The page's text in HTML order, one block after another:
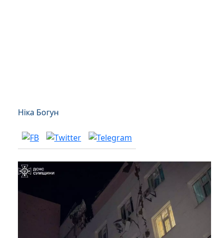
Ніка Богун